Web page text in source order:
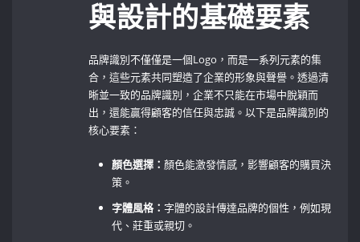
與設計的基礎要素
品牌識別不僅僅是一個Logo，而是一系列元素的集
合，這些元素共同塑造了企業的形象與聲譽。透過清
晰並一致的品牌識別，企業不只能在市場中脫穎而
出，還能贏得顧客的信任與忠誠。以下是品牌識別的
核心要素：
顏色選擇：顏色能激發情感，影響顧客的購買決
策。
字體風格： 字體的設計傳達品牌的個性，例如現
代、莊重或親切。